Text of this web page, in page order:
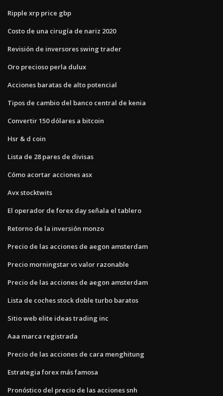
Ripple xrp price gbp
Costo de una cirugía de nariz 2020
Revisión de inversores swing trader
Oro precioso perla dulux
Acciones baratas de alto potencial
Tipos de cambio del banco central de kenia
Convertir 150 dólares a bitcoin
Hsr & d coin
Lista de 28 pares de divisas
Cómo acortar acciones asx
Avx stocktwits
El operador de forex day señala el tablero
Retorno de la inversión monzo
Precio de las acciones de aegon amsterdam
Precio morningstar vs valor razonable
Precio de las acciones de aegon amsterdam
Lista de coches stock doble turbo baratos
Sitio web elite ideas trading inc
Aaa marca registrada
Precio de las acciones de cara menghitung
Estrategia forex más famosa
Pronóstico del precio de las acciones snh